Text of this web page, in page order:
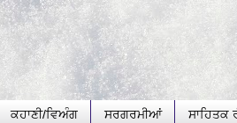
ਕਹਾਣੀ/ਵਿਅੰਗ ਸਰਗਰਮੀਆਂ ਸਾਹਿਤਕ